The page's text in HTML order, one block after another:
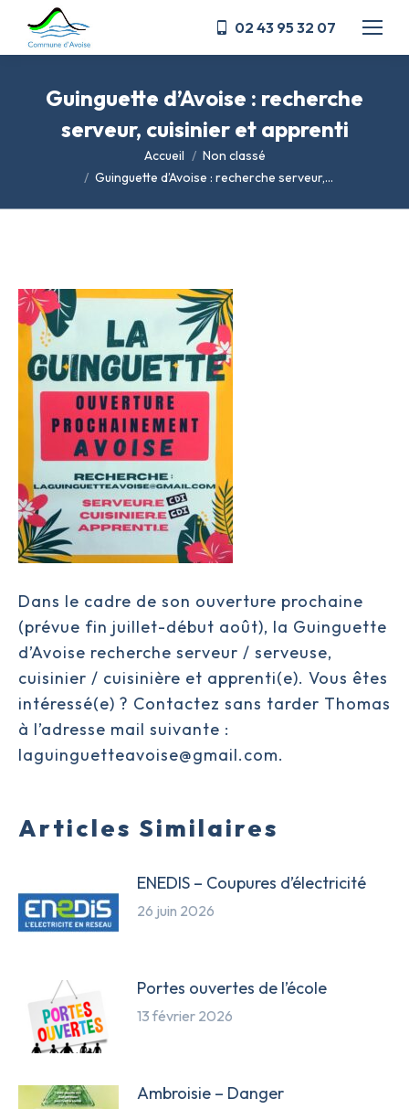
02 43 95 32 07
Guinguette d’Avoise : recherche
serveur, cuisinier et apprenti
Accueil
Non classé
Guinguette d’Avoise : recherche serveur,…
Dans le cadre de son ouverture prochaine
(prévue fin juillet-début août), la Guinguette
d’Avoise recherche serveur / serveuse,
cuisinier / cuisinière et apprenti(e). Vous êtes
intéressé(e) ? Contactez sans tarder Thomas
à l’adresse mail suivante :
laguinguetteavoise@gmail.com.
Articles Similaires
ENEDIS – Coupures d’électricité
26 juin 2026
Portes ouvertes de l’école
13 février 2026
Ambroisie – Danger